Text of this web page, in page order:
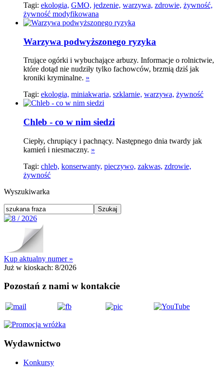
Tagi: ekologia, GMO, jedzenie, warzywa, zdrowie, żywność,
żywność modyfikowana
Warzywa podwyższonego ryzyka
Trujące ogórki i wybuchające arbuzy. Informacje o rolnictwie,
które dotąd nie nudziły tylko fachowców, brzmią dziś jak
kroniki kryminalne. »
Tagi: ekologia, miniakwaria, szklarnie, warzywa, żywność
Chleb - co w nim siedzi
Ciepły, chrupiący i pachnący. Następnego dnia twardy jak
kamień i niesmaczny. »
Tagi: chleb, konserwanty, pieczywo, zakwas, zdrowie,
żywność
Wyszukiwarka
Kup aktualny numer »
Już w kioskach: 8/2026
Pozostań z nami w kontakcie
Wydawnictwo
Konkursy